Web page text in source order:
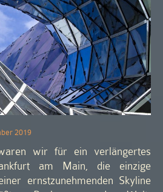
2019
wir für ein verlängertes
am Main, die einzige
ernstzunehmenden Skyline